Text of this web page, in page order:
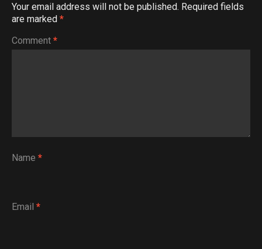
Your email address will not be published. Required fields
are marked *
Comment *
Name *
Email *